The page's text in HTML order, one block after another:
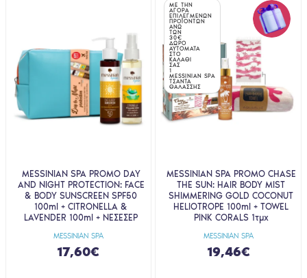
MESSINIAN SPA
MESSINIAN SPA PROMO DAY
AND NIGHT PROTECTION: FACE
& BODY SUNSCREEN SPF50
100ml + CITRONELLA &
LAVENDER 100ml + ΝΕΣΕΣΕΡ
17,60€
ΜΕ ΤΗΝ
ΑΓΟΡΑ
ΕΠΙΛΕΓΜΕΝΩΝ
ΠΡΟΪΟΝΤΩΝ
ΑΝΩ
ΤΩΝ
30€
ΔΩΡΟ
ΑΥΤΟΜΑΤΑ
ΣΤΟ
ΚΑΛΑΘΙ
ΣΑΣ
1
MESSINIAN SPA
ΤΣΑΝΤΑ
ΘΑΛΑΣΣΗΣ
MESSINIAN SPA
MESSINIAN SPA PROMO CHASE
THE SUN: HAIR BODY MIST
SHIMMERING GOLD COCONUT
HELIOTROPE 100ml + TOWEL
PINK CORALS 1τμχ
19,46€